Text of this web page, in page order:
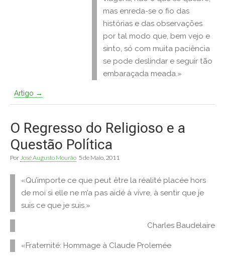
mas enreda-se o fio das
histórias e das observações
por tal modo que, bem vejo e
sinto, só com muita paciência
se pode deslindar e seguir tão
embaraçada meada.»
Artigo →
O Regresso do Religioso e a
Questão Política
Por José Augusto Mourão 5 de Maio, 2011
«Qu’importe ce que peut être la réalité placée hors
de moi si elle ne m’a pas aidé à vivre, à sentir que je
suis ce que je suis.»
Charles Baudelaire
«Fraternité: Hommage à Claude Prolemée